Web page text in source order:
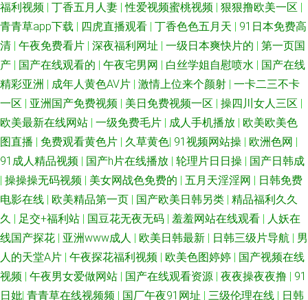
福利视频 | 丁香五月人妻 |性爱视频蜜桃视频 | 狠狠撸欧美一区 |
青青草app下载 | 四虎直播观看 | 丁香色色五月天 | 91日本免费高
清 | 午夜免费看片 | 深夜福利网址 | 一级日本爽快片的 | 第一页国
产 | 国产在线观看的 | 午夜宅男网 | 白丝学姐自慰喷水 | 国产在线
精彩亚洲 | 成年人黄色AV片 | 激情上位来个颜射 | 一卡二三不卡
一区 | 亚洲国产免费视频 | 美日免费视频一区 | 操四川女人三区 |
欧美最新在线网站 | 一级免费毛片 | 成人手机播放 | 欧美欧美色
图直播 | 免费观看黄色片 | 久草黄色| 91视频网站操 | 欧洲色网 |
91成人精品视频 | 国产h片在线播放 | 轮理片日日操 | 国产日韩成
| 操操操无码视频 | 美女网战色免费的 | 五月天淫淫网 | 日韩免费
电影在线 | 欧美精品第一页 | 国产欧美日韩另类 | 精品福利久久
久 | 足交+福利站 | 国豆花无夜无码 | 羞羞网站在线观看 | 人妖在
线国产探花 | 亚洲www成人 | 欧美日韩最新 | 日韩三级片导航 | 男
人的天堂A片 | 午夜探花福利视频 | 欧美色图婷婷 | 国产视频在线
视频 | 午夜男女爱做网站 | 国产在线观看资源 | 夜夜操夜夜撸 | 91
日妣| 青青草在线视频频 | 国厂午夜91网址 | 三级伦理在线 | 日韩